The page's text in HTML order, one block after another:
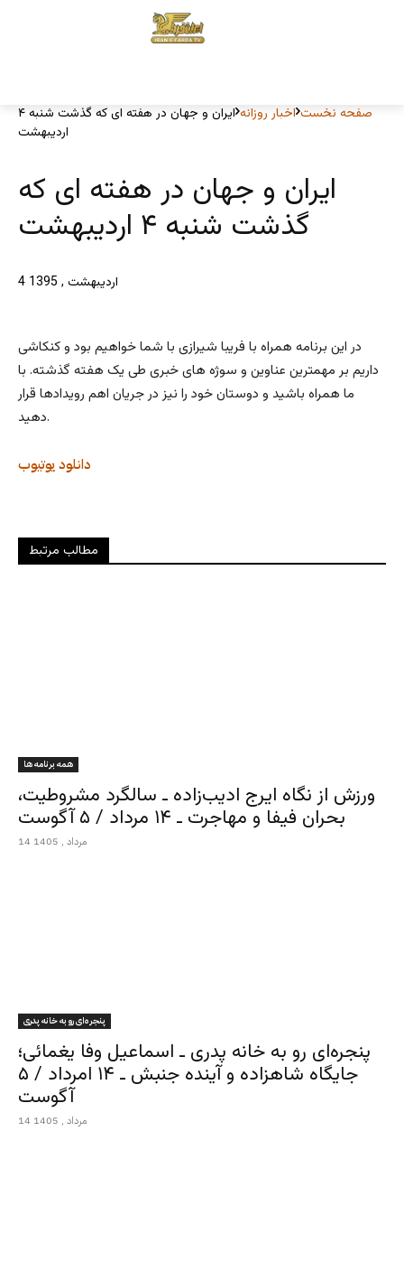
صفحه نخست اخبار روزانه
ایران و جهان در هفته ای که گذشت شنبه ۴
اردیبهشت
ایران و جهان در هفته ای که
گذشت شنبه ۴ اردیبهشت
4 اردیبهشت , 1395
در این برنامه همراه با فریبا شیرازی با شما خواهیم بود و کنکاشی
داریم بر مهمترین عناوین و سوژه های خبری طی یک هفته گذشته. با
ما همراه باشید و دوستان خود را نیز در جریان اهم رویدادها قرار
دهید.
یوتیوب دانلود
مطالب مرتبط
همه برنامه ها
ورزش از نگاه ایرج ادیب‌زاده ـ سالگرد مشروطیت،
بحران فیفا و مهاجرت ـ ۱۴ مرداد / ۵ آگوست
14 مرداد , 1405
پنجره‌ای رو به خانه پدری
پنجره‌ای رو به خانه پدری ـ اسماعیل وفا یغمائی؛
جایگاه شاهزاده و آینده جنبش ـ ۱۴ امرداد / ۵
آگوست
14 مرداد , 1405